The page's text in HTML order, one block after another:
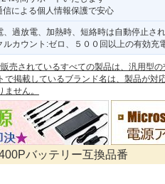
信による個人情報保護で安心
、過放電、加熱時、短絡時は自動停止され
ルカウント:ゼロ、５００回以上の有効充
売されているすべての製品は、汎用型
で掲載しているブランド名は、製品が対
せん。
バッテリー互換品番